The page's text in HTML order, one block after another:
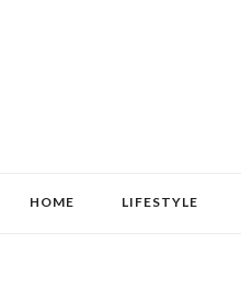
HOME LIFESTYLE